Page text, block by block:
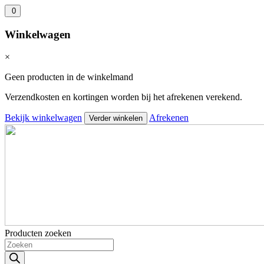
0
Winkelwagen
×
Geen producten in de winkelmand
Verzendkosten en kortingen worden bij het afrekenen verekend.
Bekijk winkelwagen Verder winkelen Afrekenen
Producten zoeken